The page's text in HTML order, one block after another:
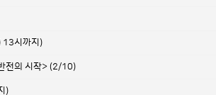
13시까지)
전의 시작> (2/10)
)